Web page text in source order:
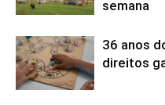
semana
36 anos
direitos